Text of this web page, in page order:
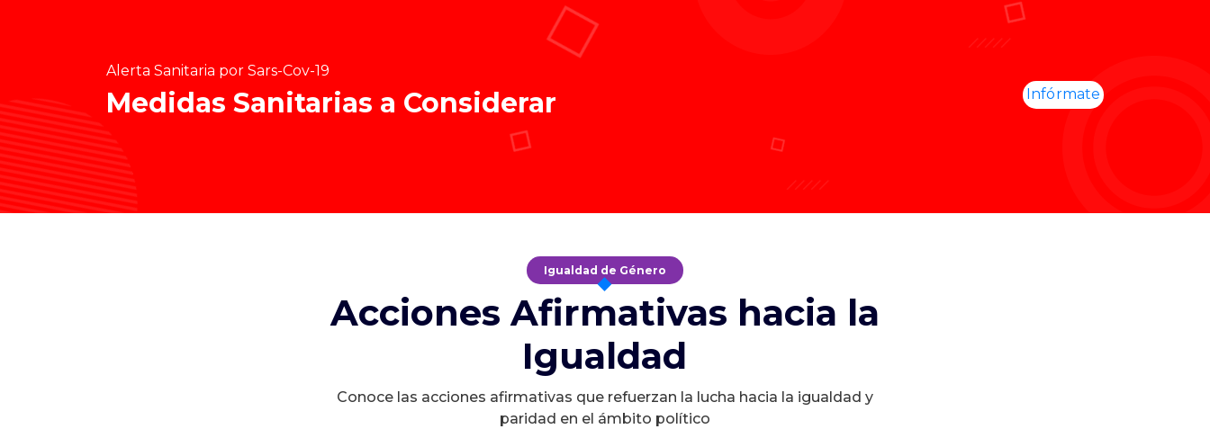
Alerta Sanitaria por Sars-Cov-19
Medidas Sanitarias a Considerar Infórmate
Igualdad de Género
Acciones Afirmativas hacia la
Igualdad
Conoce las acciones afirmativas que refuerzan la lucha hacia la igualdad y
paridad en el ámbito político